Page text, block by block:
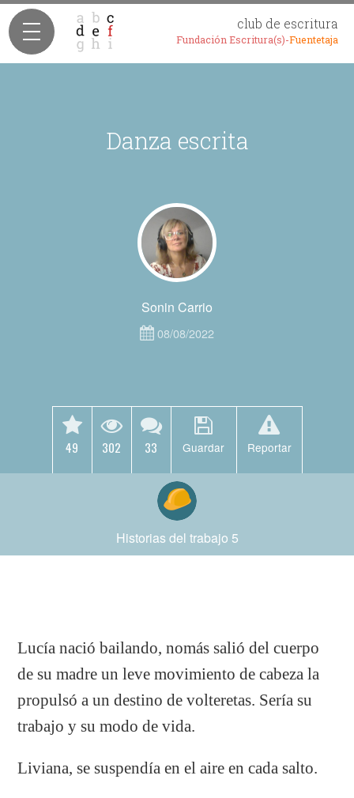
club de escritura
Fundación Escritura(s)-Fuentetaja
Danza escrita
Sonin Carrio
08/08/2022
49 302 33 Guardar Reportar
Historias del trabajo 5
Lucía nació bailando, nomás salió del cuerpo
de su madre un leve movimiento de cabeza la
propulsó a un destino de volteretas. Sería su
trabajo y su modo de vida.
Liviana, se suspendía en el aire en cada salto.